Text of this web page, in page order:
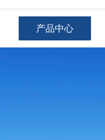
产品中心